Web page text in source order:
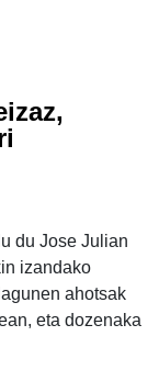
du Jose Julian
izandako
ahotsak
eta dozenaka